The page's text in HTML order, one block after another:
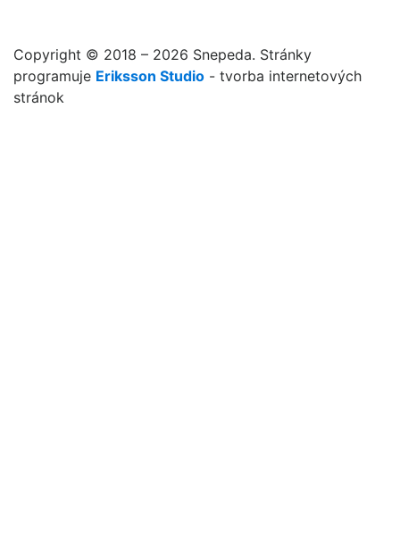
Copyright © 2018 – 2026 Snepeda. Stránky
programuje Eriksson Studio - tvorba internetových
stránok